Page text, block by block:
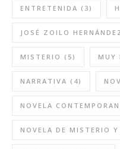
ENTRETENIDA (3)
JOSÉ ZOILO
MISTERIO (5) MUY
NARRATIVA (4)
NOVELA
NOVELA DE MISTERIO Y